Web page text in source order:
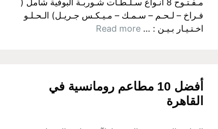
مـفـتـوح 8 انـواع سـلـطـات شـوربـة البوفية شامل (
فـراخ – لـحـم – سـمـك – مـيـكـس جـريـل) الـحـلـو
اخـتـيـار بـيـن : … Read more
أفضل 10 مطاعم رومانسية في
القاهرة